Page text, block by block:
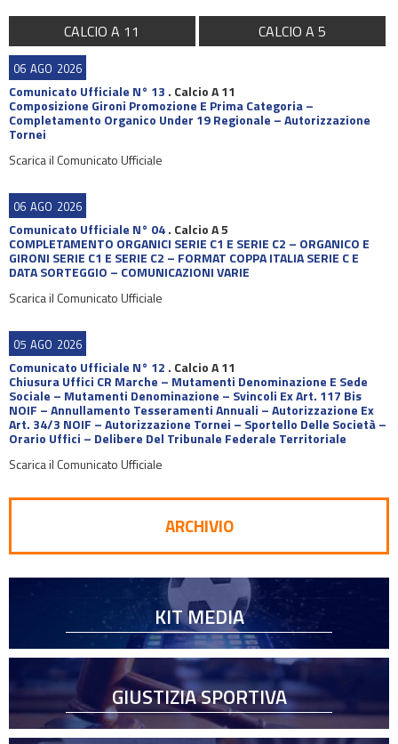
CALCIO A 11 CALCIO A 5
06 AGO 2026
Comunicato Ufficiale N° 13 . Calcio A 11
Composizione Gironi Promozione E Prima Categoria –
Completamento Organico Under 19 Regionale – Autorizzazione
Tornei
Scarica il Comunicato Ufficiale
06 AGO 2026
Comunicato Ufficiale N° 04. Calcio A 5
COMPLETAMENTO ORGANICI SERIE C1 E SERIE C2 – ORGANICO E
GIRONI SERIE C1 E SERIE C2 – FORMAT COPPA ITALIA SERIE C E
DATA SORTEGGIO – COMUNICAZIONI VARIE
Scarica il Comunicato Ufficiale
05 AGO 2026
Comunicato Ufficiale N° 12 . Calcio A 11
Chiusura Uffici CR Marche – Mutamenti Denominazione E Sede
Sociale – Mutamenti Denominazione – Svincoli Ex Art. 117 Bis
NOIF – Annullamento Tesseramenti Annuali – Autorizzazione Ex
Art. 34/3 NOIF – Autorizzazione Tornei – Sportello Delle Società –
Orario Uffici – Delibere Del Tribunale Federale Territoriale
Scarica il Comunicato Ufficiale
ARCHIVIO
KIT MEDIA
GIUSTIZIA SPORTIVA